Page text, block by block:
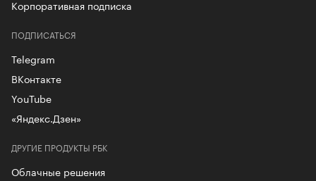
Корпоративная подписка
ДРУГИЕ ПРОДУКТЫ РБК
Облачные решения
ПОДПИСАТЬСЯ
Telegram
ВКонтакте
YouTube
«Яндекс.Дзен»